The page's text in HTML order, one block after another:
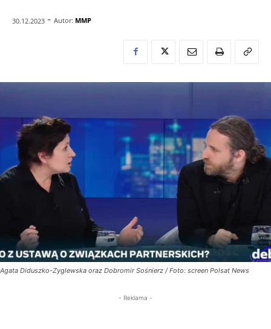
30.12.2023 - Autor: MMP
Agata Diduszko-Zyglewska oraz Dobromir Sośnierz / Foto: screen Polsat News
- Reklama -